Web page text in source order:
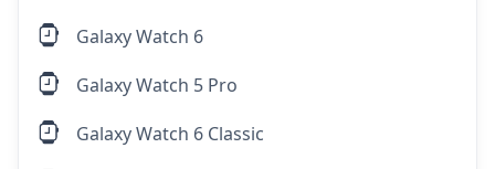
Galaxy Watch 6
Galaxy Watch 5 Pro
Galaxy Watch 6 Classic